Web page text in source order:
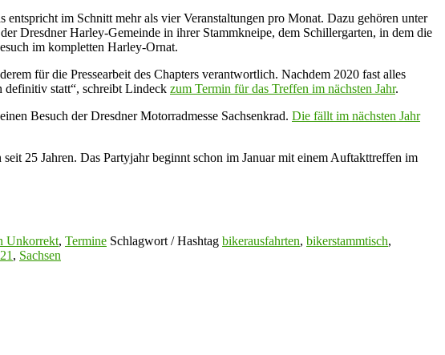
entspricht im Schnitt mehr als vier Veranstaltungen pro Monat. Dazu gehören unter
Dresdner Harley-Gemeinde in ihrer Stammkneipe, dem Schillergarten, in dem die
im kompletten Harley-Ornat.
für die Pressearbeit des Chapters verantwortlich. Nachdem 2020 fast alles
statt“, schreibt Lindeck zum Termin für das Treffen im nächsten Jahr.
Besuch der Dresdner Motorradmesse Sachsenkrad. Die fällt im nächsten Jahr
25 Jahren. Das Partyjahr beginnt schon im Januar mit einem Auftakttreffen im
Unkorrekt, Termine Schlagwort / Hashtag bikerausfahrten, bikerstammtisch,
, Sachsen